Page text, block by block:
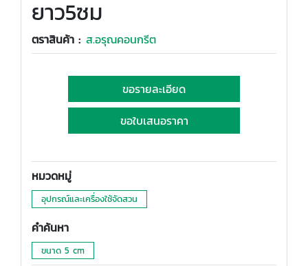
ยาว5ซม
ตราสินค้า : ส.อรุณคอนกรีต
ขอรายละเอียด
ขอใบเสนอราคา
หมวดหมู่
อุปกรณ์และเครื่องใช้จัดสวน
คำค้นหา
ขนาด 5 cm